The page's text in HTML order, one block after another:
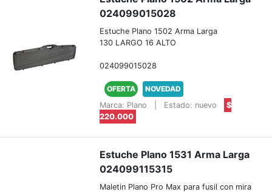
024099015028
Estuche Plano 1502 Arma Larga
130 LARGO 16 ALTO
024099015028
OFERTA
NOVEDAD
Marca: Plano
Estado: nuevo
$
220.000
Estuche Plano 1531 Arma Larga
024099115315
Maletin Plano Pro Max para fusil con mira